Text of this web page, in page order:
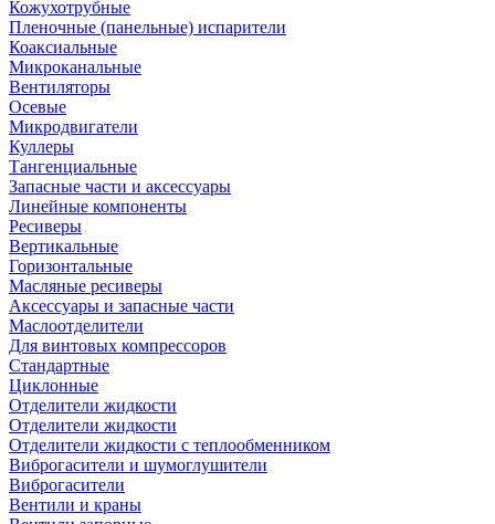
Кожухотрубные
Пленочные (панельные) испарители
Коаксиальные
Микроканальные
Вентиляторы
Осевые
Микродвигатели
Куллеры
Тангенциальные
Запасные части и аксессуары
Линейные компоненты
Ресиверы
Вертикальные
Горизонтальные
Масляные ресиверы
Аксессуары и запасные части
Маслоотделители
Для винтовых компрессоров
Стандартные
Циклонные
Отделители жидкости
Отделители жидкости
Отделители жидкости с теплообменником
Виброгасители и шумоглушители
Виброгасители
Вентили и краны